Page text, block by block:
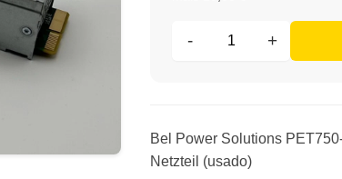
- +
Bel Power Solutions
Netzteil (usado)